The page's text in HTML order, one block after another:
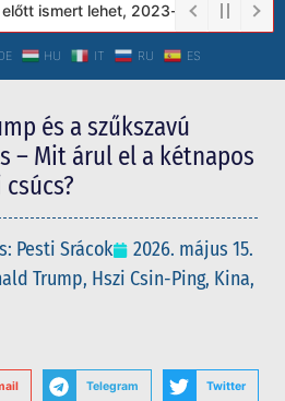
lehet, 2023-tól a Védett
HU IT RU ES
és a szűkszavú
– Mit árul el a kétnapos
Pesti Srácok
2026. május 15.
Trump, Hszi Csin-Ping, Kina,
Telegram Twitter